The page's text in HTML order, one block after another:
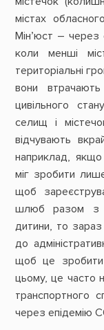
містах
Мін’юст – через
коли менші
територіальні
вони
цивільного
селищ і
відчувають
наприклад,
міг зробити
щоб
шлюб разом з
дитини, то
до
щоб це зробити
цьому, це часто
транспортного
через епідемію